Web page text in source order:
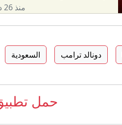
منذ 26 دقيقة
دونالد ترامب السعودية
حمل